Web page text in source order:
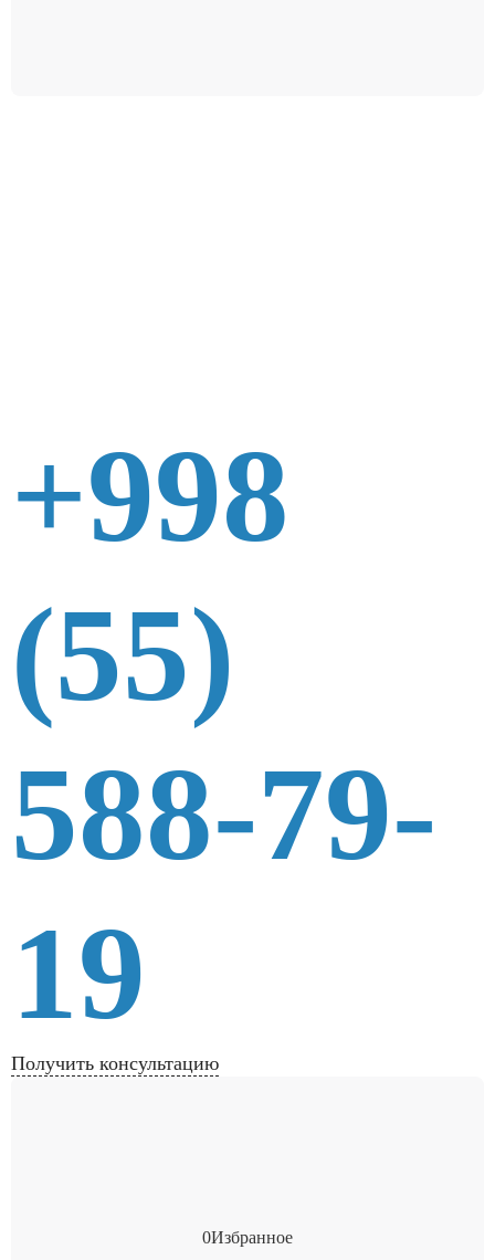
+998
(55)
588-79-
19
Получить консультацию
0Избранное